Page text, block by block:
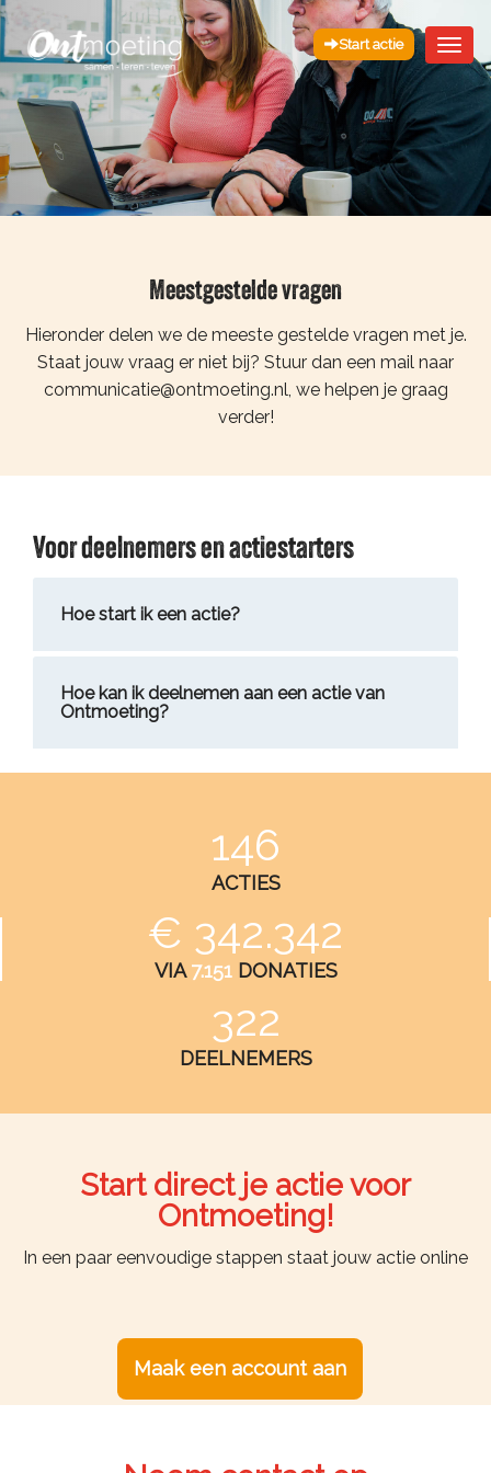
Start actie
Meestgestelde vragen
Hieronder delen we de meeste gestelde vragen met je.
Staat jouw vraag er niet bij? Stuur dan een mail naar
communicatie@ontmoeting.nl, we helpen je graag
verder!
Voor deelnemers en actiestarters
Hoe start ik een actie?
Hoe kan ik deelnemen aan een actie van
Ontmoeting?
146
ACTIES
€ 342.342
VIA 7.151 DONATIES
322
DEELNEMERS
Start direct je actie voor
Ontmoeting!
In een paar eenvoudige stappen staat jouw actie online
Maak een account aan